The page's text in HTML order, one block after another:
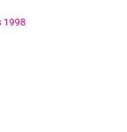
1998